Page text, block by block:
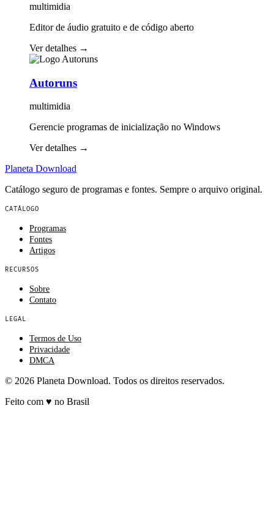
multimidia
Editor de áudio gratuito e de código aberto
Ver detalhes →
Autoruns
multimidia
Gerencie programas de inicialização no Windows
Ver detalhes →
Planeta Download
Catálogo seguro de programas e fontes. Sempre o arquivo original.
CATÁLOGO
Programas
Fontes
Artigos
RECURSOS
Sobre
Contato
LEGAL
Termos de Uso
Privacidade
DMCA
© 2026 Planeta Download. Todos os direitos reservados.
Feito com ♥ no Brasil